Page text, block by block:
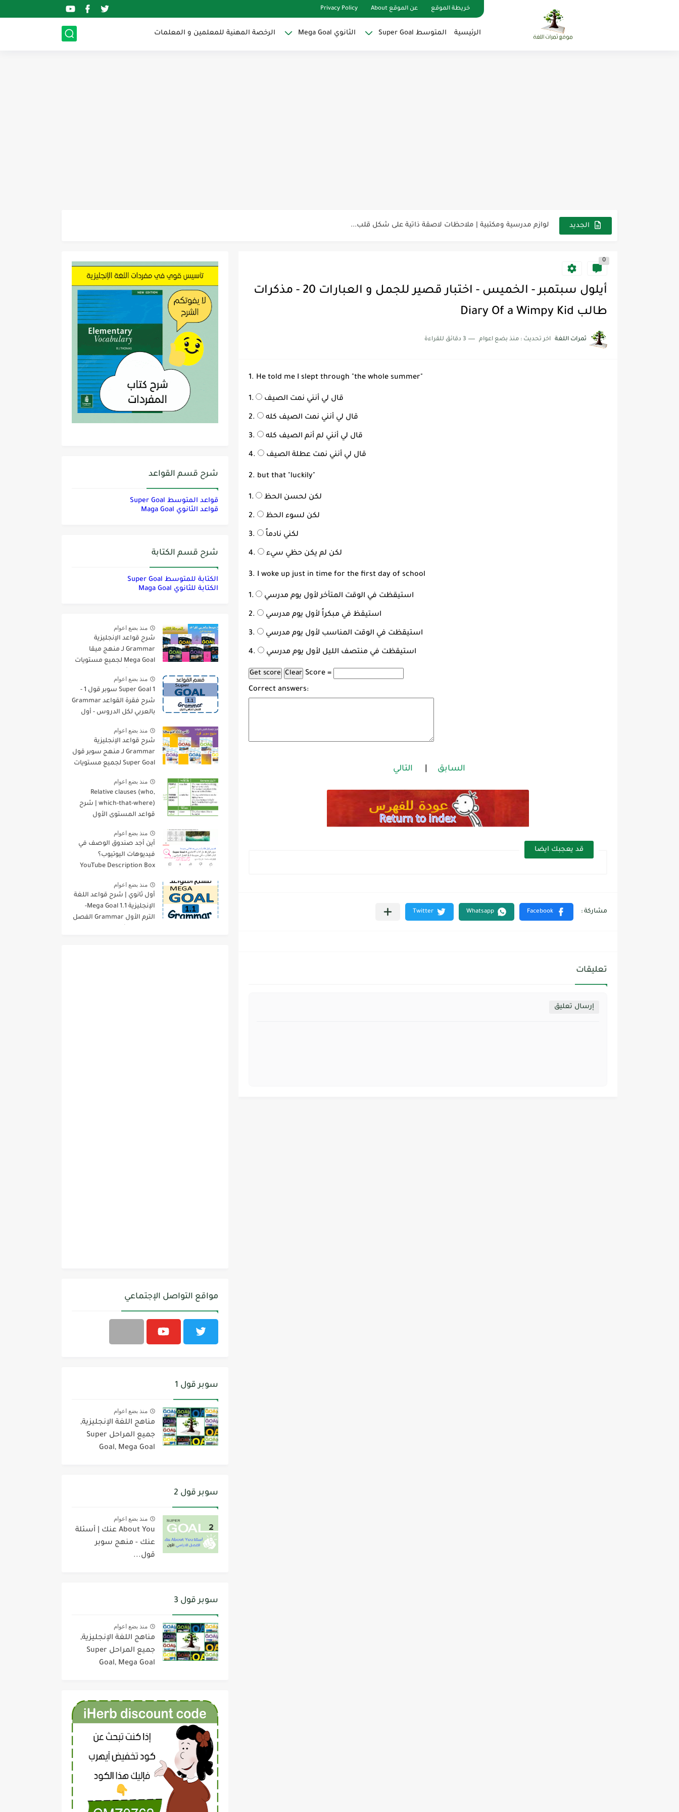
خريطة الموقع عن الموقع About Privacy Policy
الرئيسية المتوسط Super Goal الثانوي Mega Goal الرخصة المهنية للمعلمين و المعلمات
الجديد لوازم مدرسية ومكتبية | ملاحظات لاصقة ذاتية على شكل قلب...
أفضل أكواد خصم تفيدك عند التسوق Discount Codes That Help...
أهمية تعلم قواعد اللغة الإنجليزية | مكونات الجملة في اللغة...
0
أيلول سبتمبر - الخميس - اختبار قصير للجمل و العبارات 20 - مذكرات
طالب Diary Of a Wimpy Kid
ثمرات اللغة اخر تحديث : منذ بضع اعوام 3 دقائق للقراءة
1. He told me I slept through "the whole summer"
قال لي أنني نمت الصيف
قال لي أنني نمت الصيف كله
قال لي أنني لم أنم الصيف كله
قال لي أنني نمت عطلة الصيف
2. but that "luckily"
لكن لحسن الحظ
لكن لسوء الحظ
لكني نادماً
لكن لم يكن حظي سيء
3. I woke up just in time for the first day of school
استيقظت في الوقت المتأخر لأول يوم مدرسي
استيقظ في مبكراً لأول يوم مدرسي
استيقظت في الوقت المناسب لأول يوم مدرسي
استيقظت في منتصف الليل لأول يوم مدرسي
Score =
Correct answers:
السابق التالي
قد يعجبك ايضا
تعليقات
إرسال تعليق
شرح قسم القواعد
قواعد المتوسط Super Goal
قواعد الثانوي Maga Goal
شرح قسم الكتابة
الكتابة للمتوسط Super Goal
الكتابة للثانوي Maga Goal
منذ بضع اعوام
شرح قواعد الإنجليزية
Grammar لـ منهج ميقا
Mega Goal لجميع مستويات
منذ بضع اعوام
Super Goal 1 سوبر قول 1 -
شرح فقرة القواعد Grammar
بالعربي لكل الدروس - أول
الأول
منذ بضع اعوام
شرح قواعد الإنجليزية
Grammar لـ منهج سوبر قول
Super Goal لجميع مستويات
منذ بضع اعوام
Relative clauses (who,
which-that-where) | شرح
قواعد المستوى الأول
منذ بضع اعوام
أين أجد صندوق الوصف في
فيديوهات اليوتيوب؟
YouTube Description Box
منذ بضع اعوام
أول ثانوي | شرح قواعد اللغة
الإنجليزية 1.1 Mega Goal-
الترم الأول Grammar الفصل
مواقع التواصل الإجتماعي
سوبر قول 1
منذ بضع اعوام
مناهج اللغة الإنجليزية,
جميع المراحل Super
Goal, Mega Goal
سوبر قول 2
منذ بضع اعوام
About You عنك | أسئلة
عنك - منهج سوبر
قول...
سوبر قول 3
منذ بضع اعوام
مناهج اللغة الإنجليزية,
جميع المراحل Super
Goal, Mega Goal